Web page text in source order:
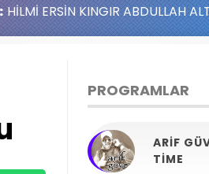
ABDULLAH ALTINGÖZ ALİ
PROGRAMLAR
ARIF
TIME